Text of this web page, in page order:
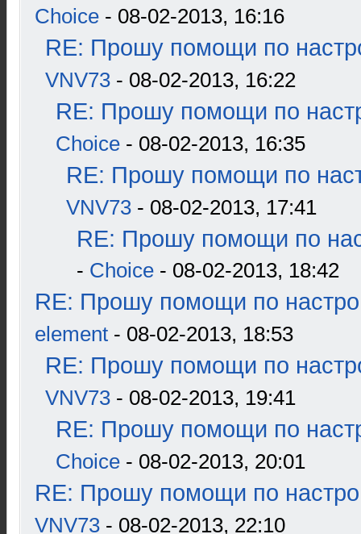
Choice - 08-02-2013, 16:16
RE: Прошу помощи по
VNV73 - 08-02-2013, 16:22
RE: Прошу помощи по
Choice - 08-02-2013, 16:35
RE: Прошу помощи по
VNV73 - 08-02-2013, 17:41
RE: Прошу помощи по
- Choice - 08-02-2013, 18:42
RE: Прошу помощи по
element - 08-02-2013, 18:53
RE: Прошу помощи по
VNV73 - 08-02-2013, 19:41
RE: Прошу помощи по
Choice - 08-02-2013, 20:01
RE: Прошу помощи по
VNV73 - 08-02-2013, 22:10